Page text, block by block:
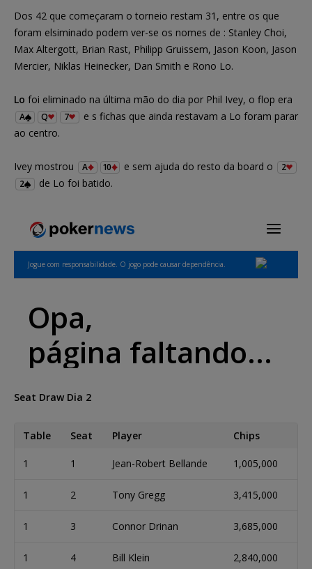
Dos 42 que começaram o torneio restam 31, entre os que
foram elsiminado podem ver-se os nomes de : Stanley Choi,
Max Altergott, Brian Rast, Philipp Gruissem, Jason Koon, Jason
Mercier, Niklas Heinecker, Dan Smith e Rono Lo.
Lo foi eliminado na última mão do dia por Phil Ivey, o flop era
A Q 7
e s fichas que ainda restavam a Lo foram parar
ao centro.
Ivey mostrou A 10 e sem ajuda do resto da board o
2
2
de Lo foi batido.
Seat Draw Dia 2
Table Seat Player Chips
1 1 Jean-Robert Bellande 1,005,000
1 2 Tony Gregg 3,415,000
1 3 Connor Drinan 3,685,000
1 4 Bill Klein 2,840,000